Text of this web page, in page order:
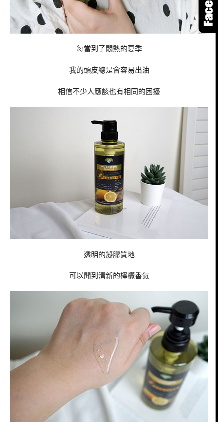
每當到了悶熱的夏季
我的頭皮總是會容易出油
相信不少人應該也有相同的困擾
透明的凝膠質地
可以聞到清新的檸檬香氣